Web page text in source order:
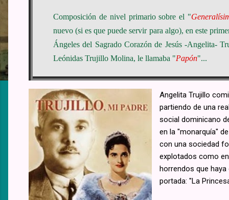
Composición de nivel primario sobre el "
nuevo (si es que puede servir para algo), en este
Ángeles del Sagrado Corazón de Jesús -Angelita-
Leónidas Trujillo Molina, le llamaba "Papón"...
Angelita Trujillo
partiendo de una
social dominicano
en la "monarquía"
con una sociedad
explotados como
horrendos que
portada: "La